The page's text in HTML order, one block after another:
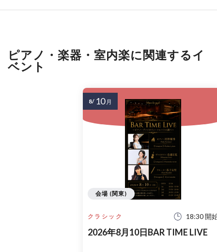
ピアノ・楽器・室内楽に関連するイ
ベント
クラシック 18:30 開
2026年8月10日BAR TIME LIVE
会場 (関東)
8/ 10 月